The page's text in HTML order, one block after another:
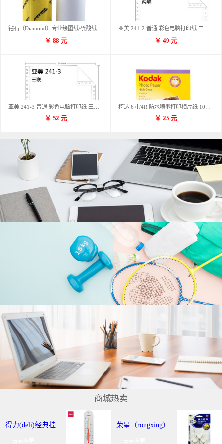
钻石（Diamond）专业绘图纸/硫酸纸 临摹纸 73g A4 297mm*70m 单卷装
￥ 88 元
亚美 241-2 普通 彩色电脑打印纸 二联 900张/箱 蓝包装 三等份
￥ 49元
￥ 52 元 ￥ 25元
商城热卖
得力(deli)经典挂壁式温度计 个性化提示温湿度计 办公用品 9013 荣星（rongxing）RX-220 超强力粘钩/挂钩（2KG） 3个/卡